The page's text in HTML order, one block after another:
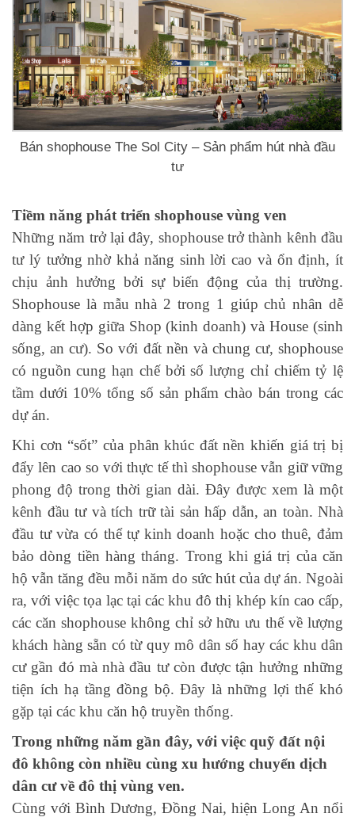
Bán shophouse The Sol City – Sản phẩm hút nhà đầu
tư
Tiềm năng phát triển shophouse vùng ven
Những năm trở lại đây, shophouse trở thành kênh đầu
tư lý tưởng nhờ khả năng sinh lời cao và ổn định, ít
chịu ảnh hưởng bởi sự biến động của thị trường.
Shophouse là mẫu nhà 2 trong 1 giúp chủ nhân dễ
dàng kết hợp giữa Shop (kinh doanh) và House (sinh
sống, an cư). So với đất nền và chung cư, shophouse
có nguồn cung hạn chế bởi số lượng chỉ chiếm tỷ lệ
tầm dưới 10% tổng số sản phẩm chào bán trong các
dự án.
Khi cơn “sốt” của phân khúc đất nền khiến giá trị bị
đẩy lên cao so với thực tế thì shophouse vẫn giữ vững
phong độ trong thời gian dài. Đây được xem là một
kênh đầu tư và tích trữ tài sản hấp dẫn, an toàn. Nhà
đầu tư vừa có thể tự kinh doanh hoặc cho thuê, đảm
bảo dòng tiền hàng tháng. Trong khi giá trị của căn
hộ vẫn tăng đều mỗi năm do sức hút của dự án. Ngoài
ra, với việc tọa lạc tại các khu đô thị khép kín cao cấp,
các căn shophouse không chỉ sở hữu ưu thế về lượng
khách hàng sẵn có từ quy mô dân số hay các khu dân
cư gần đó mà nhà đầu tư còn được tận hưởng những
tiện ích hạ tầng đồng bộ. Đây là những lợi thế khó
gặp tại các khu căn hộ truyền thống.
Trong những năm gần đây, với việc quỹ đất nội
đô không còn nhiều cùng xu hướng chuyển dịch
dân cư về đô thị vùng ven.
Cùng với Bình Dương, Đồng Nai, hiện Long An nổi